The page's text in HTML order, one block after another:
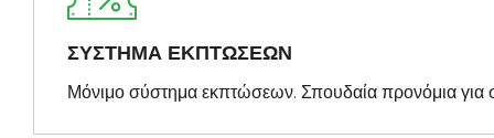
ΣΥΣΤΗΜΑ ΕΚΠΤΩΣΕΩΝ
Μόνιμο σύστημα εκπτώσεων. Σπουδαία προνόμια για